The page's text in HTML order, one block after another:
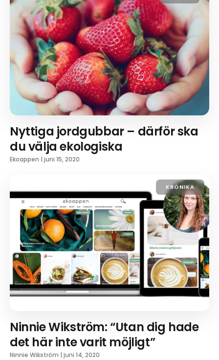
Nyttiga jordgubbar – därför ska
du välja ekologiska
Ekoappen | juni 15, 2020
KRÖNIKA
Ninnie Wikström: “Utan dig hade
det här inte varit möjligt”
Ninnie Wikström | juni 14, 2020